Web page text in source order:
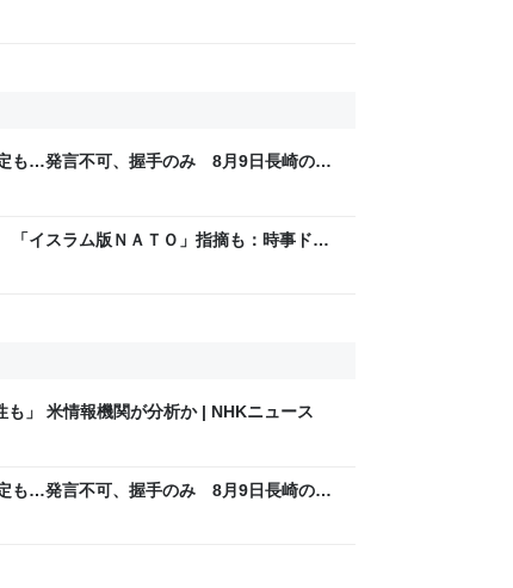
TBS NEWS DIG Powered by JNN） -
も…発言不可、握手のみ 8月9日長崎の被
イスラム版ＮＡＴＯ」指摘も：時事ドッ
も」 米情報機関が分析か | NHKニュース
も…発言不可、握手のみ 8月9日長崎の被